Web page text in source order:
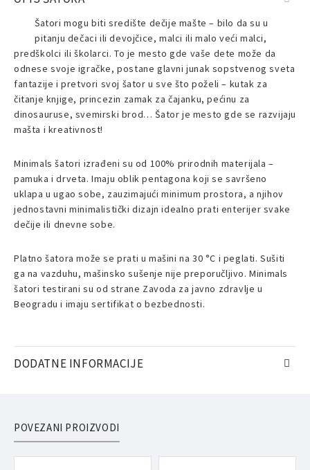
Šatori mogu biti središte dečije mašte – bilo da su u
pitanju dečaci ili devojčice, malci ili malo veći malci,
predškolci ili školarci. To je mesto gde vaše dete može da
odnese svoje igračke, postane glavni junak sopstvenog sveta
fantazije i pretvori svoj šator u sve što poželi – kutak za
čitanje knjige, princezin zamak za čajanku, pećinu za
dinosauruse, svemirski brod… Šator je mesto gde se razvijaju
mašta i kreativnost!
Minimals šatori izrađeni su od 100% prirodnih materijala –
pamuka i drveta. Imaju oblik pentagona koji se savršeno
uklapa u ugao sobe, zauzimajući minimum prostora, a njihov
jednostavni minimalistički dizajn idealno prati enterijer svake
dečije ili dnevne sobe.
Platno šatora može se prati u mašini na 30 °C i peglati. Sušiti
ga na vazduhu, mašinsko sušenje nije preporučljivo. Minimals
šatori testirani su od strane Zavoda za javno zdravlje u
Beogradu i imaju sertifikat o bezbednosti.
DODATNE INFORMACIJE
POVEZANI PROIZVODI